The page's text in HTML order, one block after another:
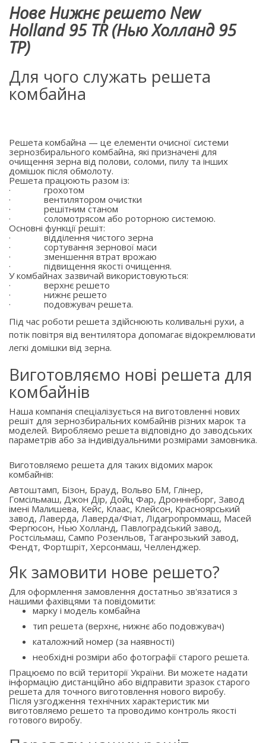
Нове Нижнє решето New
Holland 95 TR (Нью Холланд 95
ТР)
Для чого служать решета
комбайна
Решета комбайна — це елементи очисної системи
зернозбирального комбайна, які призначені для
очищення зерна від полови, соломи, пилу та інших
домішок після обмолоту.
Решета працюють разом із:
·
грохотом
·
вентилятором очистки
·
решітним станом
·
соломотрясом або роторною системою.
Основні функції решіт:
·
відділення чистого зерна
·
сортування зернової маси
·
зменшення втрат врожаю
·
підвищення якості очищення.
У комбайнах зазвичай використовуються:
·
верхнє решето
·
нижнє решето
·
подовжувач решета.
Під час роботи решета здійснюють коливальні рухи, а
потік повітря від вентилятора допомагає відокремлювати
легкі домішки від зерна.
Виготовляємо нові решета для
комбайнів
Наша компанія спеціалізується на виготовленні нових
решіт для зернозбиральних комбайнів різних марок та
моделей. Виробляємо решета відповідно до заводських
параметрів або за індивідуальними розмірами замовника.
Виготовляємо решета для таких відомих марок
комбайнів:
Автоштамп, Бізон, Брауд, Вольво БМ, Глінер,
Гомсільмаш, Джон Дір, Дойц Фар, Дроннінборг, Завод
імені Малишева, Кейс, Клаас, Клейсон, Красноярський
завод, Лаверда, Лаверда/Фіат, Лідагропроммаш, Масей
Фергюсон, Нью Холланд, Павлоградський завод,
Ростсільмаш, Сампо Розенльов, Таганрозький завод,
Фендт, Фортшріт, Херсонмаш, Челленджер.
Як замовити нове решето?
Для оформлення замовлення достатньо зв'язатися з
нашими фахівцями та повідомити:
марку і модель комбайна
тип решета (верхнє, нижнє або подовжувач)
каталожний номер (за наявності)
необхідні розміри або фотографії старого решета.
Працюємо по всій території України. Ви можете надати
інформацію дистанційно або відправити зразок старого
решета для точного виготовлення нового виробу.
Після узгодження технічних характеристик ми
виготовляємо решето та проводимо контроль якості
готового виробу.